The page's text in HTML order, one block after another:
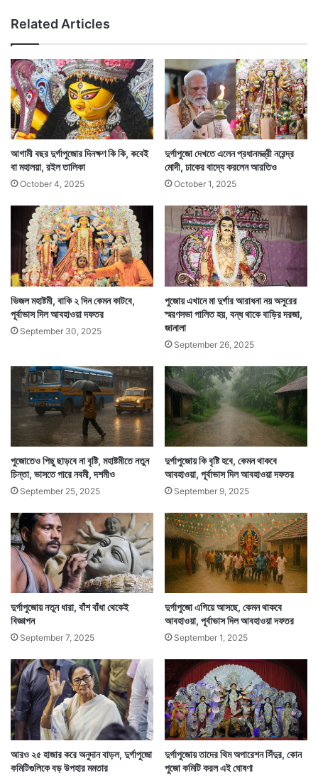
আ
ড়া
ই
ঘ
ণ্টা
র্ষি
কী
তে
মো
দী
,
ম
ম
তা
র
গ
য়
সু
র
Related Articles
আগামী বছর দুর্গাপুজোর দিনক্ষণ কি কি, কবেই
বা মহালয়া, রইল তালিকা
October 4, 2025
দুর্গাপুজো দেখতে এলেন প্রধানমন্ত্রী নরেন্দ্র
মোদী, ঢাকের বাদ্যে করলেন আরতিও
October 1, 2025
ভিজল মহাষ্টমী, বাকি ২ দিন কেমন কাটবে,
পূর্বাভাস দিল আবহাওয়া দফতর
September 30, 2025
‌পুজোয় এখানে মা দুর্গার আরাধনা নয় অসুরের
স্মরণসভা পালিত হয়, বন্ধ থাকে বাড়ির দরজা,
জানালা
September 26, 2025
পুজোতেও পিছু ছাড়বে না বৃষ্টি, মহাষ্টমীতে নতুন
চিন্তা, ভাসতে পারে নবমী, দশমীও
September 25, 2025
দুর্গাপুজোয় কি বৃষ্টি হবে, কেমন থাকবে
আবহাওয়া, পূর্বাভাস দিল আবহাওয়া দফতর
September 9, 2025
দুর্গাপুজোয় নতুন ধারা, বাঁশ বাঁধা থেকেই
বিজ্ঞাপন
September 7, 2025
দুর্গাপুজো এগিয়ে আসছে, কেমন থাকবে
আবহাওয়া, পূর্বাভাস দিল আবহাওয়া দফতর
September 1, 2025
আরও ২৫ হাজার করে অনুদান বাড়ল, দুর্গাপুজো
কমিটিগুলিকে বড় উপহার মমতার
দুর্গাপুজোয় তাদের থিম অপারেশন সিঁদুর, কোন
পুজো কমিটি করল এই ঘোষণা